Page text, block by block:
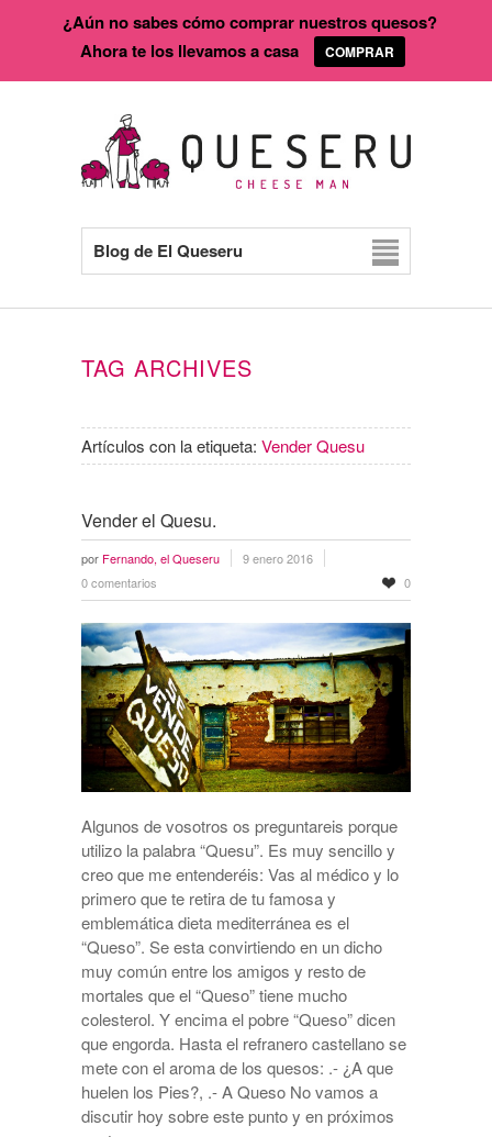
Blog de El Queseru
TAG ARCHIVES
Artículos con la etiqueta: Vender Quesu
Vender el Quesu.
por Fernando, el Queseru
9 enero 2016
0 comentarios
0
Algunos de vosotros os preguntareis porque
utilizo la palabra “Quesu”. Es muy sencillo y
creo que me entenderéis: Vas al médico y lo
primero que te retira de tu famosa y
emblemática dieta mediterránea es el
“Queso”. Se esta convirtiendo en un dicho
muy común entre los amigos y resto de
mortales que el “Queso” tiene mucho
colesterol. Y encima el pobre “Queso” dicen
que engorda. Hasta el refranero castellano se
mete con el aroma de los quesos: .- ¿A que
huelen los Pies?, .- A Queso No vamos a
discutir hoy sobre este punto y en próximos
¿Aún no sabes cómo comprar nuestros quesos?
Ahora te los llevamos a casa
COMPRAR